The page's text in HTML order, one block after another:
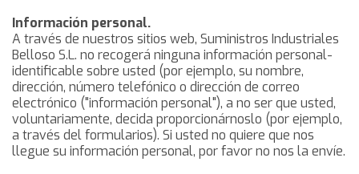
Información personal.
A través de nuestros sitios web, Suministros Industriales
Belloso S.L. no recogerá ninguna información personal-
identificable sobre usted (por ejemplo, su nombre,
dirección, número telefónico o dirección de correo
electrónico ("información personal"), a no ser que usted,
voluntariamente, decida proporcionárnoslo (por ejemplo,
a través del formularios). Si usted no quiere que nos
llegue su información personal, por favor no nos la envíe.